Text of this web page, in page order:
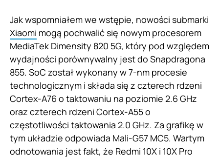
Jak wspomniałem we wstępie, nowości submarki
Xiaomi mogą pochwalić się nowym procesorem
MediaTek Dimensity 820 5G, który pod względem
wydajności porównywalny jest do Snapdragona
855. SoC został wykonany w 7-nm procesie
technologicznym i składa się z czterech rdzeni
Cortex-A76 o taktowaniu na poziomie 2.6 GHz
oraz czterech rdzeni Cortex-A55 o
częstotliwości taktowania 2.0 GHz. Za grafikę w
tym układzie odpowiada Mali-G57 MC5. Wartym
odnotowania jest fakt, że Redmi 10X i 10X Pro